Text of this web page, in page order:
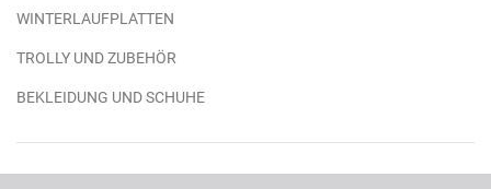
WINTERLAUFPLATTEN
TROLLY UND ZUBEHÖR
BEKLEIDUNG UND SCHUHE